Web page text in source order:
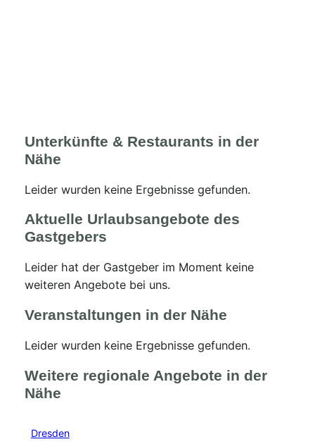
Unterkünfte & Restaurants in der
Nähe
Leider wurden keine Ergebnisse gefunden.
Aktuelle Urlaubsangebote des
Gastgebers
Leider hat der Gastgeber im Moment keine
weiteren Angebote bei uns.
Veranstaltungen in der Nähe
Leider wurden keine Ergebnisse gefunden.
Weitere regionale Angebote in der
Nähe
Dresden